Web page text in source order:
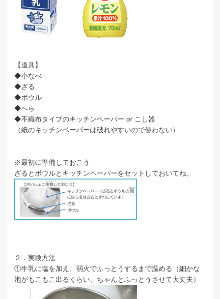
【道具】
◆小なべ
◆ざる
◆ボウル
◆へら
◆不織布タイプのキッチンペーパー or こし器
（紙のキッチンペーパーは破れやすいので使わない）
※最初に準備しておこう
ざるとボウルとキッチンペーパーをセットしておいてね。
２．実験方法
①牛乳に塩を加え、弱火でふっとうするまで温める（細かな
泡がもこもこ出るくらい、ちゃんとふっとうさせて大丈夫）